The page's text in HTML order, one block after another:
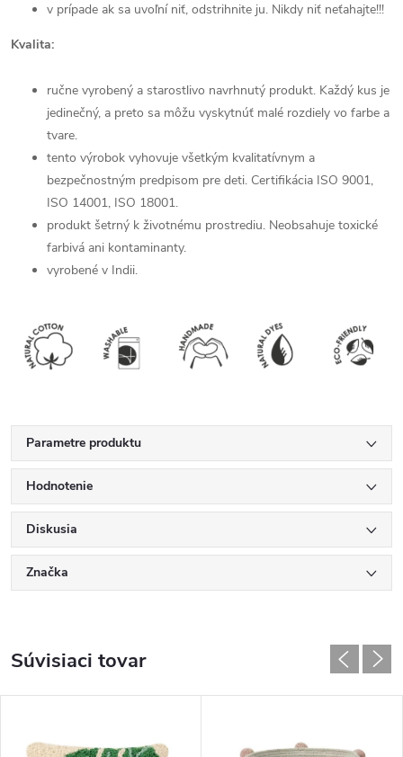
v prípade ak sa uvoľní niť, odstrihnite ju. Nikdy niť neťahajte!!!
Kvalita:
ručne vyrobený a starostlivo navrhnutý produkt. Každý kus je
jedinečný, a preto sa môžu vyskytnúť malé rozdiely vo farbe a
tvare.
tento výrobok vyhovuje všetkým kvalitatívnym a
bezpečnostným predpisom pre deti. Certifikácia ISO 9001,
ISO 14001, ISO 18001.
produkt šetrný k životnému prostrediu. Neobsahuje toxické
farbivá ani kontaminanty.
vyrobené v Indii.
Parametre produktu
Hodnotenie
Diskusia
Značka
Súvisiaci tovar